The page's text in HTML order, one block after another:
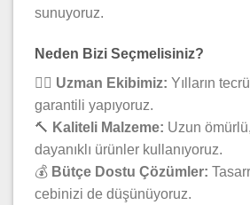
sunuyoruz.
Neden Bizi Seçmelisiniz?
👷‍♂️ Uzman Ekibimiz: Yılların
garantili yapıyoruz.
🔨 Kaliteli Malzeme: Uzun
dayanıklı ürünler kullanıyoruz.
💰 Bütçe Dostu Çözümler:
cebinizi de düşünüyoruz.